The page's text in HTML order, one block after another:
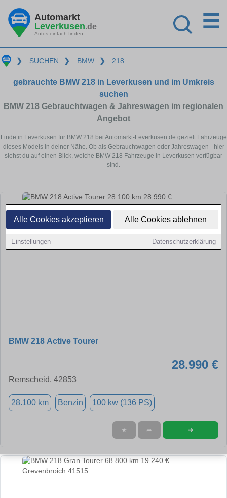
Alle Cookies akzeptieren Alle Cookies ablehnen
Einstellungen Datenschutzerklärung
Automarkt
Leverkusen.de
Autos einfach finden
☰
❯ SUCHEN ❯ BMW ❯ 218
gebrauchte BMW 218 in Leverkusen und im Umkreis
suchen
BMW 218 Gebrauchtwagen & Jahreswagen im regionalen
Angebot
Finde in Leverkusen für BMW 218 bei Automarkt-Leverkusen.de gezielt Fahrzeuge
dieses Models in deiner Nähe. Ob als Gebrauchtwagen oder Jahreswagen - hier
siehst du auf einen Blick, welche BMW 218 Fahrzeuge in Leverkusen verfügbar
sind.
BMW 218 Active Tourer
28.990 €
Remscheid, 42853
28.100 km Benzin 100 kw (136 PS)
★ ➦ ➜